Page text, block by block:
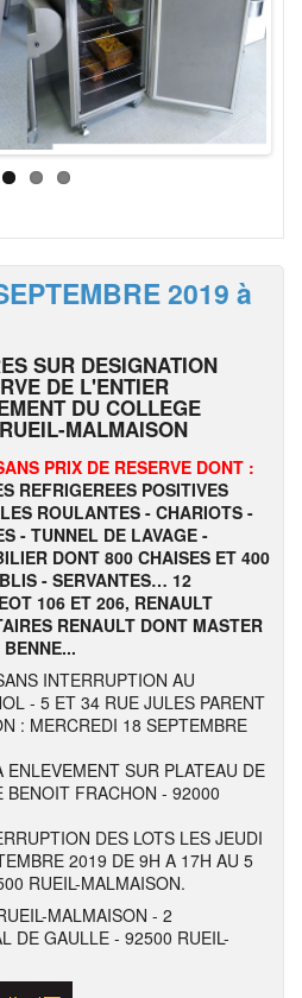
2019 à
SUR DESIGNATION
DE L'ENTIER
DU COLLEGE
MALMAISON
PRIX DE RESERVE DONT :
REFRIGEREES POSITIVES
ROULANTES - CHARIOTS -
- TUNNEL DE LAVAGE -
DONT 800 CHAISES ET 400
- SERVANTES… 12
106 ET 206, RENAULT
RENAULT DONT MASTER
INTERRUPTION AU
- 5 ET 34 RUE JULES PARENT
: MERCREDI 18 SEPTEMBRE
SUR PLATEAU DE
BENOIT FRACHON - 92000
DES LOTS LES JEUDI
2019 DE 9H A 17H AU 5
RUEIL-MALMAISON.
MALMAISON - 2
DE GAULLE - 92500 RUEIL-